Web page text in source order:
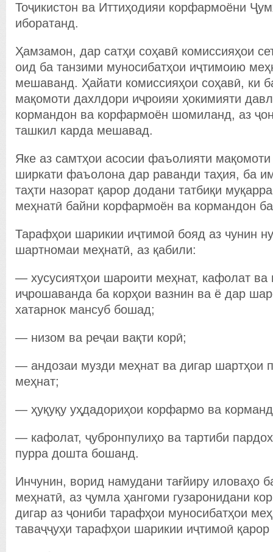
Тоҷикистон ва Иттиҳодияи корфармоёни
иборатанд.
Ҳамзамон, дар сатҳи соҳавӣ комиссияҳои
оид ба танзими муносибатҳои иҷтимоию
мешаванд. Ҳайати комиссияҳои соҳавӣ, ки
мақомоти дахлдори иҷроияи ҳокимияти
кормандон ва корфармоён шомиланд, аз
ташкил карда мешавад.
Яке аз самтҳои асосии фаъолияти
ширкати фаъолона дар раванди таҳия, ба
таҳти назорат қарор додани татбиқи
меҳнатӣ байни корфармоён ва кормандон
Тарафҳои шарикии иҷтимоӣ бояд аз чунин
шартномаи меҳнатӣ, аз қабили:
— хусусиятҳои шароити меҳнат, кафолат ва
иҷрошаванда ба корҳои вазнин ва ё дар
хатарнок мансуб бошад;
— низом ва реҷаи вақти корӣ;
— андозаи музди меҳнат ва дигар шартҳои
меҳнат;
— ҳуқуқу уҳдадориҳои корфармо ва
— кафолат, ҷубронпулиҳо ва тартиби
пурра дошта бошанд.
Инчунин, ворид намудани тағйиру иловаҳо
меҳнатӣ, аз ҷумла ҳангоми гузаронидани
дигар аз ҷониби тарафҳои муносибатҳои
таваҷҷуҳи тарафҳои шарикии иҷтимоӣ